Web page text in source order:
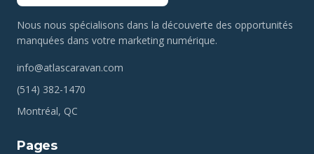
Nous nous spécialisons dans la découverte des opportunités
manquées dans votre marketing numérique.
info@atlascaravan.com
(514) 382-1470
Montréal, QC
Pages